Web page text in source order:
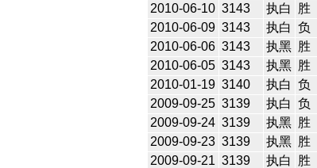
2010-06-10 3143 执白 胜
2010-06-09 3143 执白 负
2010-06-06 3143 执黑 胜
2010-06-05 3143 执黑 胜
2010-01-19 3140 执白 负
2009-09-25 3139 执白 负
2009-09-24 3139 执黑 胜
2009-09-23 3139 执黑 胜
2009-09-21 3139 执白 胜